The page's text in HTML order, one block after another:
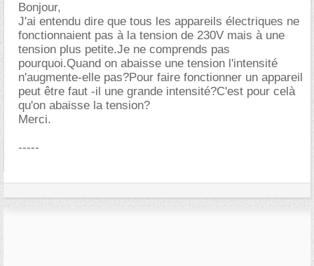
Bonjour,
J'ai entendu dire que tous les appareils électriques ne
fonctionnaient pas à la tension de 230V mais à une
tension plus petite.Je ne comprends pas
pourquoi.Quand on abaisse une tension l'intensité
n'augmente-elle pas?Pour faire fonctionner un appareil
peut être faut -il une grande intensité?C'est pour celà
qu'on abaisse la tension?
Merci.
-----